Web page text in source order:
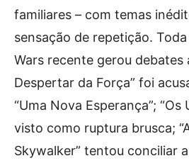
familiares – com temas
sensação de repetição.
Wars recente gerou debates
Despertar da Força” foi
“Uma Nova Esperança”;
visto como ruptura brusca;
Skywalker” tentou conciliar